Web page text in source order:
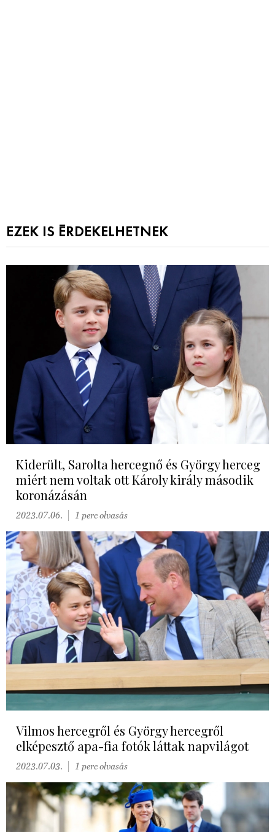
EZEK IS ÉRDEKELHETNEK
Kiderült, Sarolta hercegnő és György herceg
miért nem voltak ott Károly király második
koronázásán
2023.07.06. 1 perc olvasás
Vilmos hercegről és György hercegről
elképesztő apa-fia fotók láttak napvilágot
2023.07.03. 1 perc olvasás